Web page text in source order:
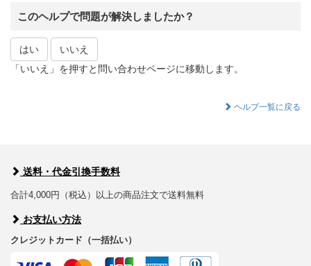
このヘルプで問題が解決しましたか？
はい
いいえ
「いいえ」を押すと問い合わせページに移動します。
ヘルプ一覧に戻る
送料・代金引換手数料
合計4,000円（税込）以上の商品注文で送料無料
お支払い方法
クレジットカード（一括払い）